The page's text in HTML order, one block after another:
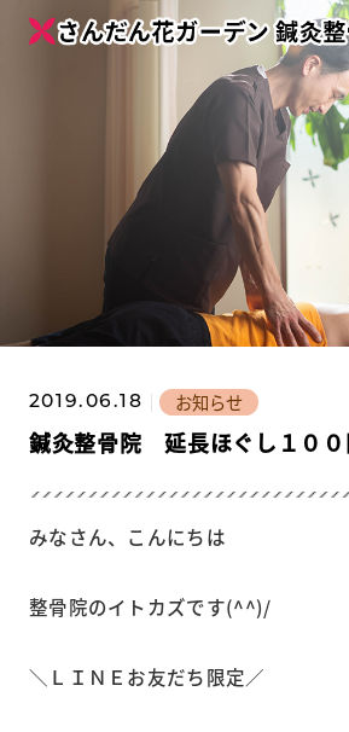
2019.06.18 お知らせ
鍼灸整骨院 延長ほぐし１０
みなさん、こんにちは
整骨院のイトカズです(^^)/
＼ＬＩＮＥお友だち限定／